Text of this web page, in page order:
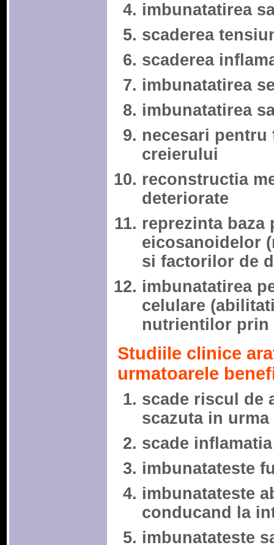
imbunatatirea
scaderea
scaderea
imbunatatirea
imbunatatirea
necesari pentru
creierului
reconstructia
deteriorate
reprezinta baza
eicosanoidelor
si factorilor de
imbunatatirea
celulare
nutrientilor prin
Studiile clinice
urmatoarele
scade riscul de
scazuta in
scade inflamatia
imbunatateste
imbunatateste
conducand la
imbunatateste